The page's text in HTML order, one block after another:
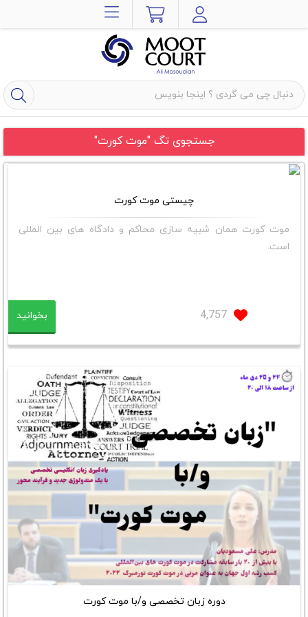
جستجوی تگ "موت کورت"
چیستی موت کورت
موت کورت همان شبیه سازی محاکم و دادگاه های بین المللی
است.
4,757 بخوانید
دوره زبان تخصصی و/با موت کورت